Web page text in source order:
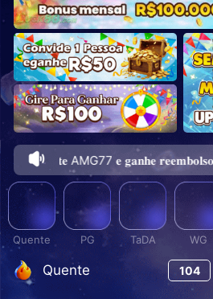
𝐚𝐠𝐞𝐧𝐭𝐞 AMG77 𝐞 𝐠𝐚𝐧𝐡𝐞 𝐫𝐞𝐞𝐦𝐛𝐨𝐥𝐬𝐨𝐬
Quente PG TaDA WG
Quente 104